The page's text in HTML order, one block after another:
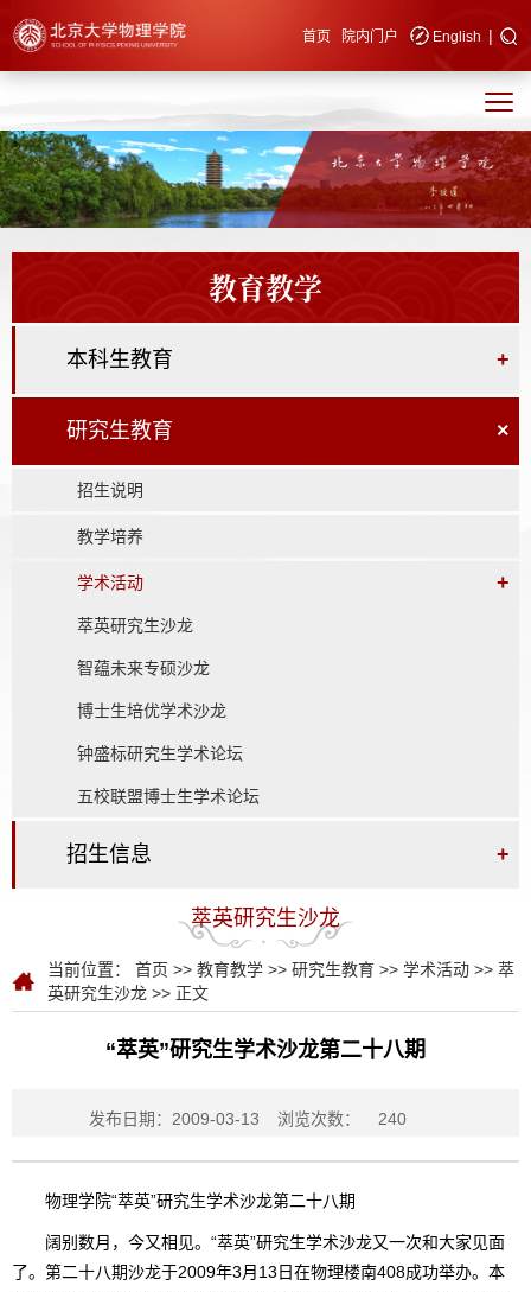
快速导航 首页 院内门户 English |
教育教学
本科生教育 +
研究生教育 ×
招生说明
教学培养
学术活动 +
萃英研究生沙龙
智蕴未来专硕沙龙
博士生培优学术沙龙
钟盛标研究生学术论坛
五校联盟博士生学术论坛
招生信息 +
萃英研究生沙龙
当前位置： 首页 >> 教育教学 >> 研究生教育 >> 学术活动 >> 萃
英研究生沙龙 >> 正文
“萃英”研究生学术沙龙第二十八期
发布日期：2009-03-13 浏览次数： 240
物理学院“萃英”研究生学术沙龙第二十八期
阔别数月，今又相见。“萃英”研究生学术沙龙又一次和大家见面
了。第二十八期沙龙于2009年3月13日在物理楼南408成功举办。本